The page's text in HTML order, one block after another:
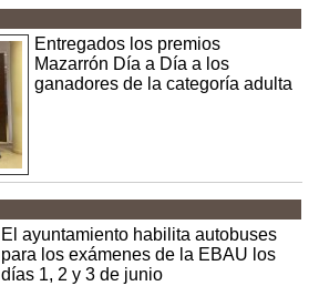
Entregados los premios
Mazarrón Día a Día a los
ganadores de la categoría adulta
El ayuntamiento habilita autobuses
para los exámenes de la EBAU los
días 1, 2 y 3 de junio